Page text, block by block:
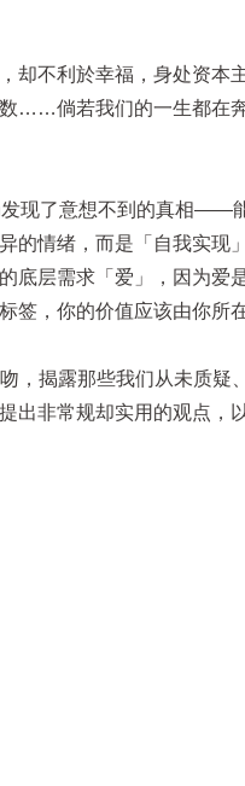
却不利於幸福，身处资本
……倘若我们的一生都在
现了意想不到的真相——
的情绪，而是「自我实
底层需求「爱」，因为爱
签，你的价值应该由你所
，揭露那些我们从未质疑
出非常规却实用的观点，